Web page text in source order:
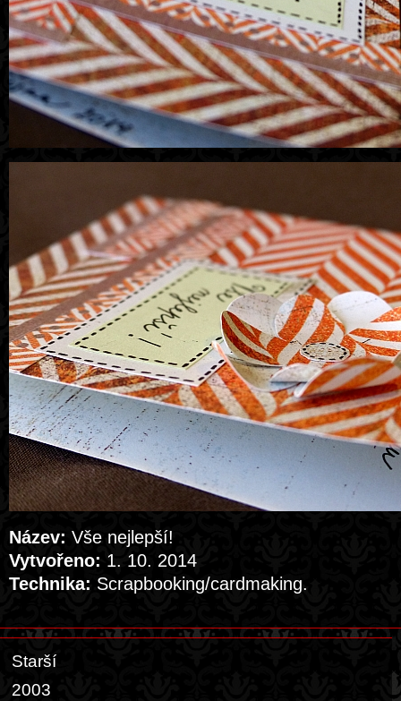
Název: Vše nejlepší!
Vytvořeno: 1. 10. 2014
Technika: Scrapbooking/cardmaking.
Starší
2003